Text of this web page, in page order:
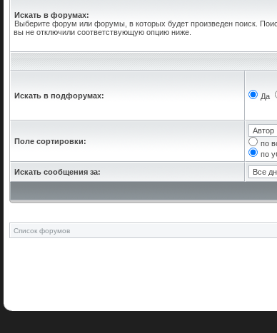
Искать в форумах:
Выберите форум или форумы, в которых будет произведен поиск.
вы не отключили соответствующую опцию ниже.
Искать в подфорумах: Да
Поле сортировки:
по
по
Искать сообщения за:
Список форумов